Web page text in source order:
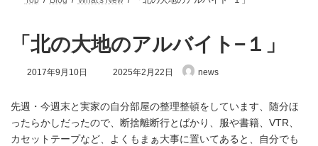
「北の大地のアルバイト−１」
2017年9月10日
最
新
日
時
:
2025年2月22日 news
先週・今週末と実家の自分部屋の整理整頓をしています、随分ほ
ったらかしだったので、断捨離断行とばかり、服や書籍、VTR、
カセットテープなど、よくもまぁ大事に置いてあると、自分でも